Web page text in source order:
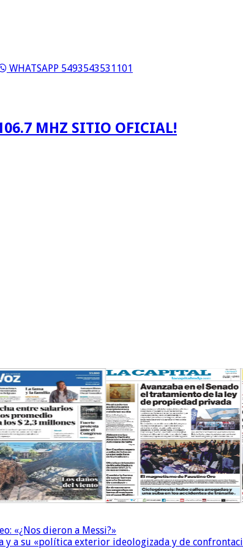
WHATSAPP 5493543531101
MHZ SITIO OFICIAL!
«¿Nos dieron a Messi?»
y a su «política exterior ideologizada y de